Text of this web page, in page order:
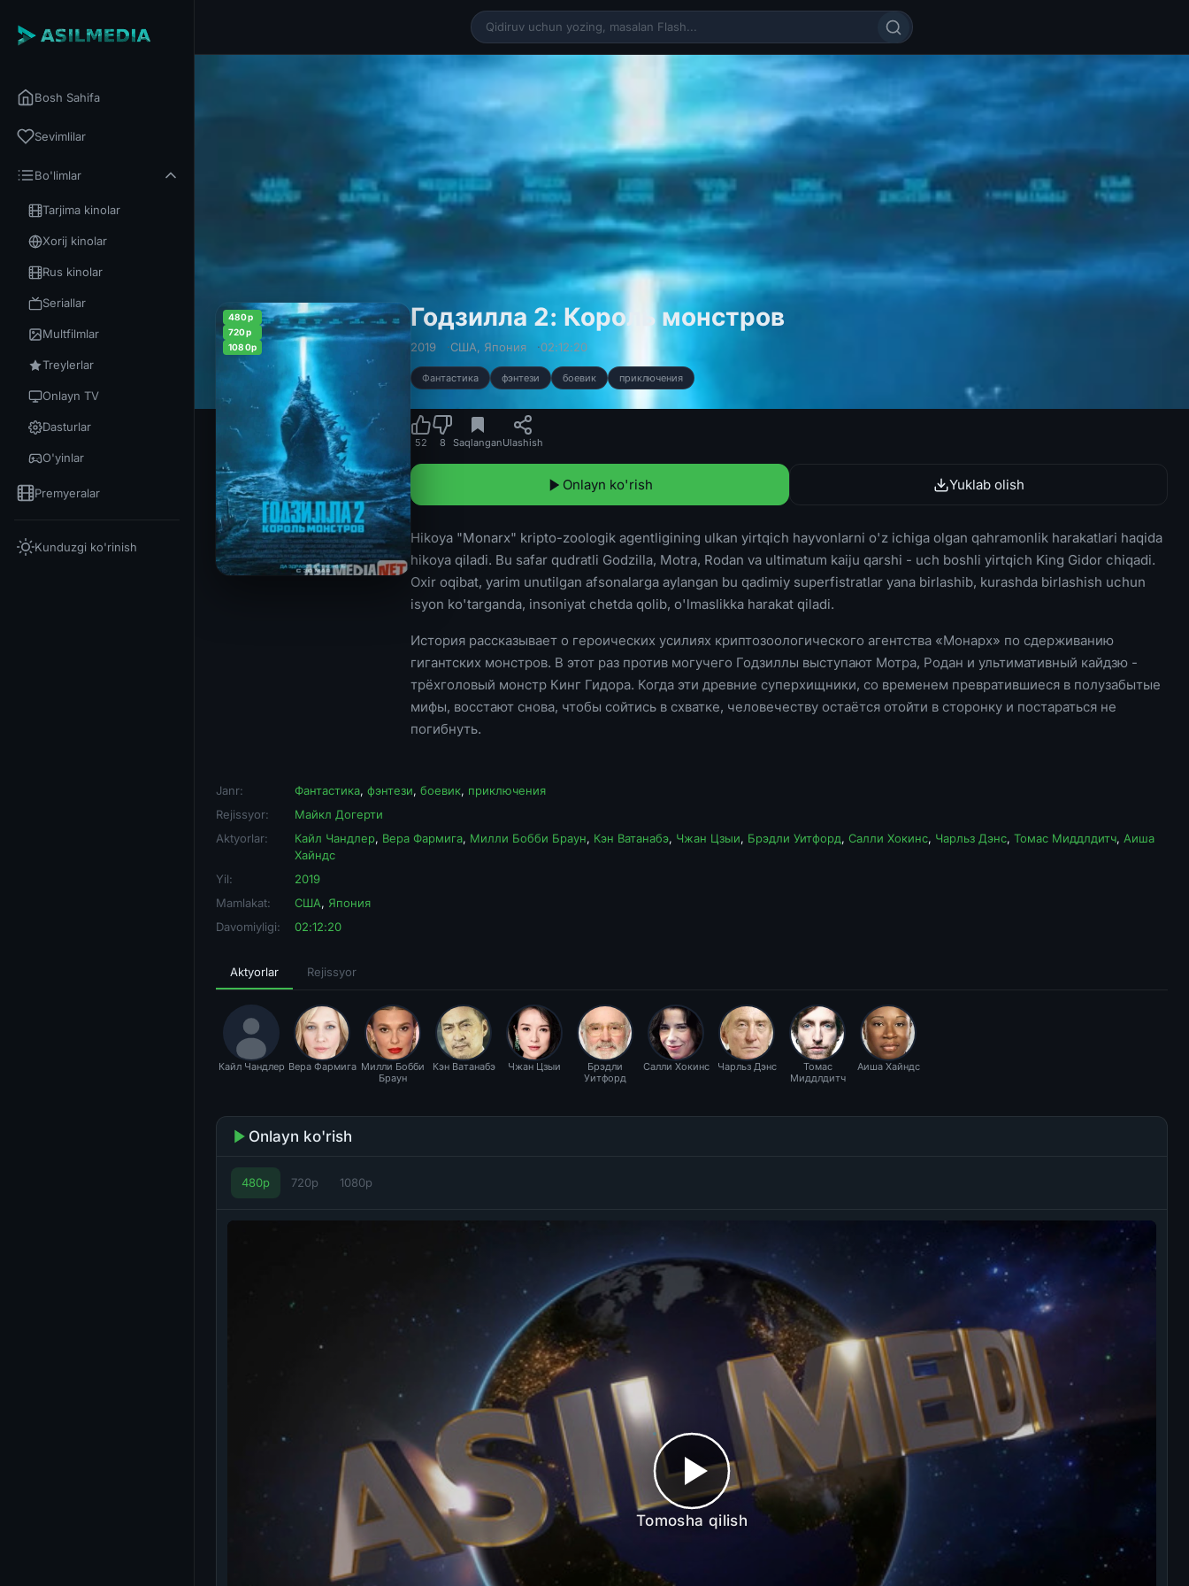
Bosh Sahifa
Sevimlilar
Bo'limlar
Tarjima kinolar
Xorij kinolar
Rus kinolar
Seriallar
Multfilmlar
Treylerlar
Onlayn TV
Dasturlar
O'yinlar
Premyeralar
Kunduzgi ko'rinish
480p
720p
1080p
Годзилла 2: Король монстров
2019 США, Япония 02:12:20
Фантастика фэнтези боевик приключения
52 8 SaqlanganUlashish
Onlayn ko'rish Yuklab olish
Hikoya "Monarx" kripto-zoologik agentligining ulkan yirtqich hayvonlarni o'z ichiga olgan qahramonlik harakatlari haqida
hikoya qiladi. Bu safar qudratli Godzilla, Motra, Rodan va ultimatum kaiju qarshi - uch boshli yirtqich King Gidor chiqadi.
Oxir oqibat, yarim unutilgan afsonalarga aylangan bu qadimiy superfistratlar yana birlashib, kurashda birlashish uchun
isyon ko'targanda, insoniyat chetda qolib, o'lmaslikka harakat qiladi.
История рассказывает о героических усилиях криптозоологического агентства «Монарх» по сдерживанию
гигантских монстров. В этот раз против могучего Годзиллы выступают Мотра, Родан и ультимативный кайдзю -
трёхголовый монстр Кинг Гидора. Когда эти древние суперхищники, со временем превратившиеся в полузабытые
мифы, восстают снова, чтобы сойтись в схватке, человечеству остаётся отойти в сторонку и постараться не
погибнуть.
Janr: Фантастика, фэнтези, боевик, приключения
Rejissyor:
Майкл Догерти
Aktyorlar:
Кайл Чандлер, Вера Фармига, Милли Бобби Браун, Кэн Ватанабэ, Чжан Цзыи, Брэдли Уитфорд, Салли Хокинс, Чарльз Дэнс, Томас Миддлдитч, Аиша
Хайндс
Yil:
2019
Mamlakat:
США, Япония
Davomiyligi:
02:12:20
Aktyorlar Rejissyor
Кайл Чандлер Вера Фармига Милли Бобби
Браун
Кэн Ватанабэ Чжан Цзыи
Брэдли
Уитфорд
Салли Хокинс Чарльз Дэнс
Томас
Миддлдитч
Аиша Хайндс
Onlayn ko'rish
480p 720p 1080p
Tomosha qilish